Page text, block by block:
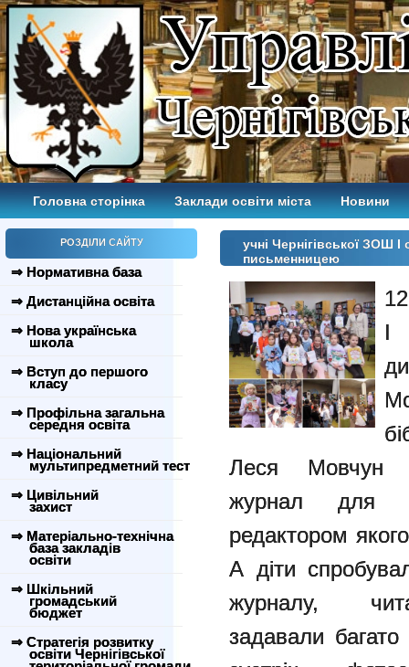
Головна сторінка Заклади освіти міста Новини
РОЗДІЛИ САЙТУ
⇒ Нормативна база
⇒ Дистанційна освіта
⇒ Нова українська
школа
⇒ Вступ до першого
класу
⇒ Профільна загальна
середня освіта
⇒ Національний
мультипредметний тест
⇒ Цивільний
захист
⇒ Матеріально-технічна
база закладів
освіти
⇒ Шкільний
громадський
бюджет
⇒ Стратегія розвитку
освіти Чернігівської
учні Чернігівської ЗОШ
письменницею
І
Леся Мовчун
журнал для
редактором
А діти
журналу,
задавали